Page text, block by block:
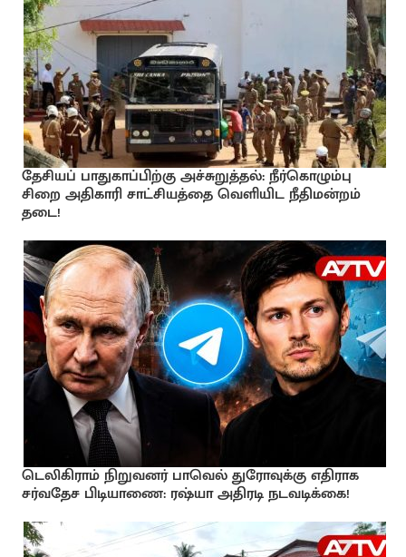
தேசியப் பாதுகாப்பிற்கு அச்சுறுத்தல்: நீர்கொழும்பு
சிறை அதிகாரி சாட்சியத்தை வெளியிட நீதிமன்றம்
தடை!
டெலிகிராம் நிறுவனர் பாவெல் துரோவுக்கு எதிராக
சர்வதேச பிடியாணை: ரஷ்யா அதிரடி நடவடிக்கை!